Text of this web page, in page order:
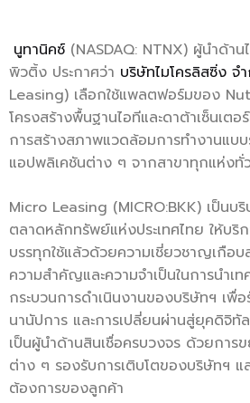
นูทานิคซ์ (NASDAQ: NTNX) ผู้นำด้า
พิวติ้ง ประกาศว่า บริษัทไมโครลิสซิ่ง จ
Leasing) เลือกใช้แพลตฟอร์มของ
โครงสร้างพื้นฐานไอทีและดาต้าเซ็นเต
การสร้างสภาพแวดล้อมการทำงานแบ
แอปพลิเคชันต่าง ๆ จากสาขาทุกแห่งทั่ว
Micro Leasing (MICRO:BKK) เป็นบริ
ตลาดหลักทรัพย์แห่งประเทศไทย ให้บริก
บรรทุกใช้แล้วด้วยความเชี่ยวชาญเกือ
ความสำคัญและความจำเป็นในการนำเท
กระบวนการดำเนินงานของบริษัทฯ เพื่
นานัปการ และการเปลี่ยนผ่านสู่ยุคดิจิทั
เป็นผู้นำด้านสินเชื่อครบวงจร ด้วยกา
ต่าง ๆ รองรับการเติบโตของบริษัทฯ แ
ต้องการของลูกค้า